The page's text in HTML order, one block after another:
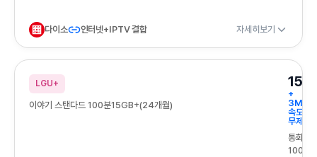
다이소 인터넷+IPTV 결합 자세히보기
LGU+
이야기 스탠다드 100분15GB+(24개월)
+
속도
무제한
통화
100분